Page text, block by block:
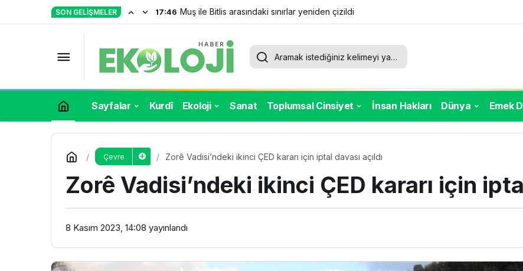
SON GELIŞMELER 17:40 Bingöl Cafran ormanları için mücadele
Sayfalar Kurdî Ekoloji Sanat Toplumsal Cinsiyet İnsan Hakları Dünya Emek
Çevre Zorê Vadisi’ndeki ikinci ÇED kararı için iptal davası açıldı
Zorê Vadisi’ndeki ikinci ÇED kararı için
8 Kasım 2023, 14:08 yayınlandı
Kars’ta bazalt ocağı için ÇED’e gerek görülmedi